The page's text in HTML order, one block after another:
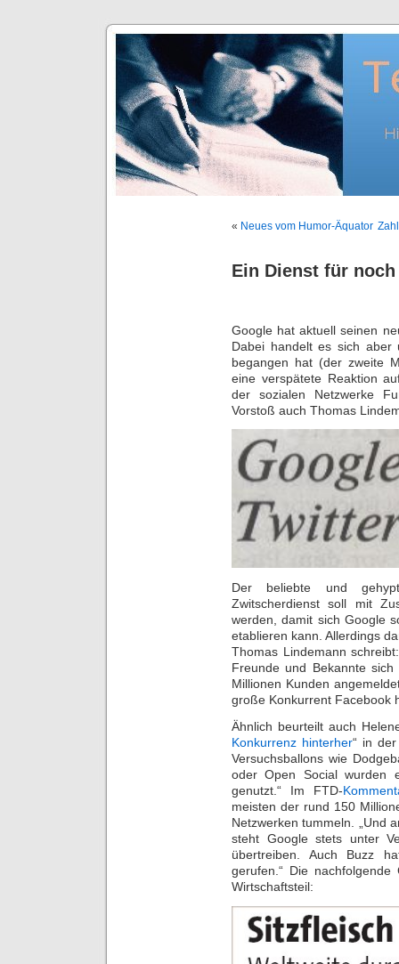
« Neues vom Humor-Äquator
Ein Dienst für
Google hat aktuell seinen
Dabei handelt es sich aber
begangen hat (der zweite
eine verspätete Reaktion
der sozialen Netzwerke
Vorstoß auch Thomas
Der beliebte und
Zwitscherdienst soll mit
werden, damit sich Google
etablieren kann. Allerdings
Thomas Lindemann
Freunde und Bekannte
Millionen Kunden
große Konkurrent Facebook
Ähnlich beurteilt auch
Konkurrenz hinterher“ in
Versuchsballons wie
oder Open Social wurden
genutzt.“ Im FTD-
meisten der rund 150
Netzwerken tummeln. „Und
steht Google stets unter
übertreiben. Auch Buzz
gerufen.“ Die
Wirtschaftsteil: